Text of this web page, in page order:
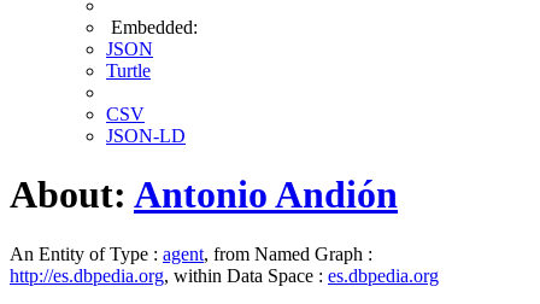
Embedded:
JSON
Turtle
CSV
JSON-LD
About: Antonio Andión
An Entity of Type : agent, from Named Graph :
http://es.dbpedia.org, within Data Space : es.dbpedia.org